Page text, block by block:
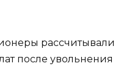
рассчитывали
после увольнения